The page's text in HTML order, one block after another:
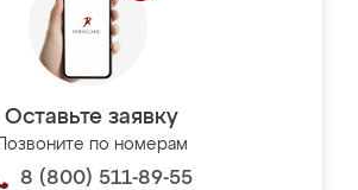
Оставьте заявку
Позвоните по номерам
8 (800) 511-89-55